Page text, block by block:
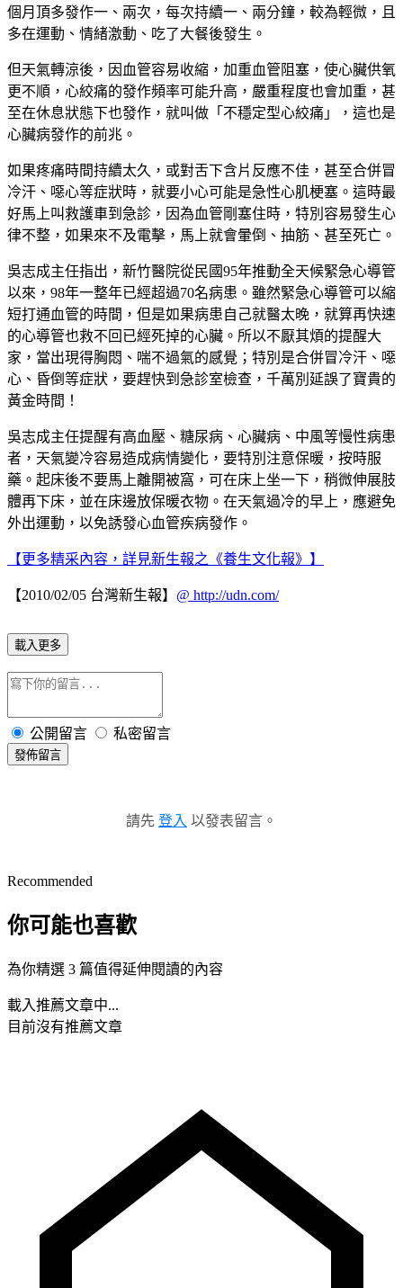
個月頂多發作一、兩次，每次持續一、兩分鐘，較為輕微，且
多在運動、情緒激動、吃了大餐後發生。
但天氣轉涼後，因血管容易收縮，加重血管阻塞，使心臟供氧
更不順，心絞痛的發作頻率可能升高，嚴重程度也會加重，甚
至在休息狀態下也發作，就叫做「不穩定型心絞痛」，這也是
心臟病發作的前兆。
如果疼痛時間持續太久，或對舌下含片反應不佳，甚至合併冒
冷汗、噁心等症狀時，就要小心可能是急性心肌梗塞。這時最
好馬上叫救護車到急診，因為血管剛塞住時，特別容易發生心
律不整，如果來不及電擊，馬上就會暈倒、抽筋、甚至死亡。
吳志成主任指出，新竹醫院從民國95年推動全天候緊急心導管
以來，98年一整年已經超過70名病患。雖然緊急心導管可以縮
短打通血管的時間，但是如果病患自己就醫太晚，就算再快速
的心導管也救不回已經死掉的心臟。所以不厭其煩的提醒大
家，當出現得胸悶、喘不過氣的感覺；特別是合併冒冷汗、噁
心、昏倒等症狀，要趕快到急診室檢查，千萬別延誤了寶貴的
黃金時間！
吳志成主任提醒有高血壓、糖尿病、心臟病、中風等慢性病患
者，天氣變冷容易造成病情變化，要特別注意保暖，按時服
藥。起床後不要馬上離開被窩，可在床上坐一下，稍微伸展肢
體再下床，並在床邊放保暖衣物。在天氣過冷的早上，應避免
外出運動，以免誘發心血管疾病發作。
【更多精采內容，詳見新生報之《養生文化報》】
【2010/02/05 台灣新生報】 @ http://udn.com/
載入更多
公開留言 私密留言
發佈留言
請先 登入 以發表留言。
Recommended
你可能也喜歡
為你精選 3 篇值得延伸閱讀的內容
載入推薦文章中...
目前沒有推薦文章